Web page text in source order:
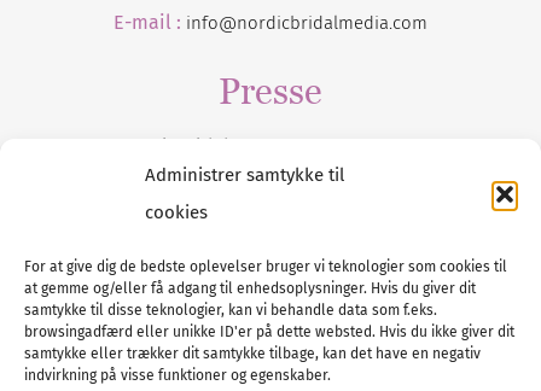
Administrer samtykke til
cookies
For at give dig de bedste oplevelser bruger vi teknologier som cookies til
at gemme og/eller få adgang til enhedsoplysninger. Hvis du giver dit
samtykke til disse teknologier, kan vi behandle data som f.eks.
browsingadfærd eller unikke ID'er på dette websted. Hvis du ikke giver dit
samtykke eller trækker dit samtykke tilbage, kan det have en negativ
indvirkning på visse funktioner og egenskaber.
E-mail : info@nordicbridalmedia.com
Presse
Tilmeld dig vores
Tel :89 88 13 90
E-post:info@nordicbridalmedia.com
Nordic Bridal Media